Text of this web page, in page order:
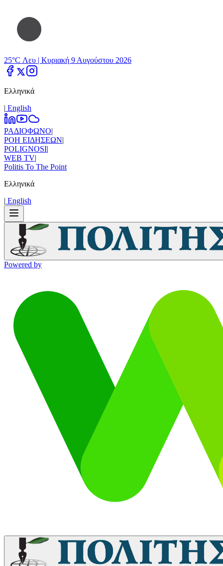
25°C Λευ | Κυριακή 9 Αυγούστου 2026
Ελληνικά
| Εnglish
ΡΑΔΙΟΦΩΝΟ|
ΡΟΗ ΕΙΔΗΣΕΩΝ|
POLIGNOSI|
WEB TV|
Politis To The Point
Ελληνικά
| Εnglish
Powered by